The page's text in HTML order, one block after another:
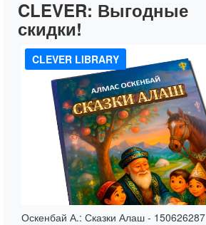
CLEVER: Выгодные
скидки!
CLEVER LIBRARY
Оскенбай А.: Сказки Алаш - 150626287